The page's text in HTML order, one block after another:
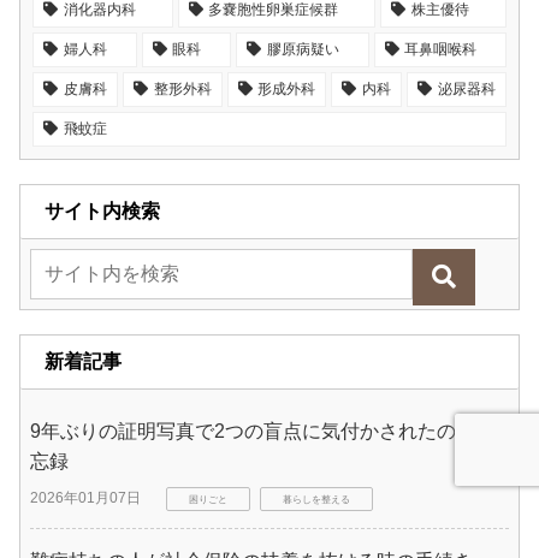
消化器内科 多嚢胞性卵巣症候群 株主優待
婦人科 眼科 膠原病疑い 耳鼻咽喉科
皮膚科 整形外科 形成外科 内科 泌尿器科
飛蚊症
サイト内検索
新着記事
9年ぶりの証明写真で2つの盲点に気付かされたので備
忘録
2026年01月07日 困りごと 暮らしを整える